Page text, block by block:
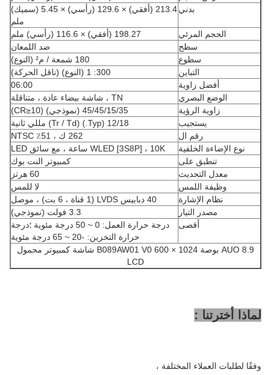
بدني
213.4 (أفقي) × 129.6 (رأسي) × 5.45 (سميك)
ملم
الحجم المرئي
198.27 (أفقي) × 116.6 (رأسي) ملم
سطح
ضد اللمعان
سطوع
180 شمعة / م² (النوع)
التباين
300: 1 (النوع) (ناقل الحركة)
أفضل زاوية
06:00
الوضع البصري
TN ، شاشة بيضاء عادة ، متناقلة
زاوية الرؤية
45/45/15/35 (نموذجي) (CR≥10)
يستجيب
12/18 (Typ.) (Tr / Td) مللي ثانية
رقم ال
262 ك ، 51٪ NTSC
نوع الإضاءة الخلفية
WLED [3S8P] ، 10K ساعة ، مع سائق LED
تنطبق على
كمبيوتر النت بوك
معدل التحديث
60 هرتز
وظيفة اللمس
لا للمس
نظام الإشارة
40 دبابيس LVDS (1 قناة ، 6 بت) ، موصل
مصدر التيار
3.3 فولت (نموذجي)
أقصى
درجة حرارة العمل: 0 ~ 50 درجة مئوية ؛درجة
حرارة التخزين: -20 ~ 65 درجة مئوية
AUO 8.9 بوصة 1024 × 600 B089AW01 V0 شاشة كمبيوتر محمول
LCD
لماذا أخترتنا :
وفقًا لطلبات العملاء المختلفة ،